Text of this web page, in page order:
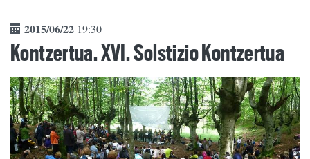
2015/06/22 19:30
Kontzertua. XVI. Solstizio Kontzertua